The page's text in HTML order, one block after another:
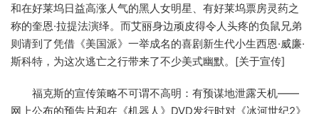
和在好莱坞日益高涨人气的黑人女明星、有好莱坞票房灵药之
称的奎恩·拉提法演绎。而艾丽身边顽皮得令人头疼的负鼠兄弟
则请到了凭借《美国派》一举成名的喜剧新生代小生西恩·威廉·
斯科特，为这次逃亡之行带来了不少美式幽默。[关于宣传]
福克斯的宣传策略不可谓不高明：有预谋地泄露天机——
网上公布的预告片和在《机器人》DVD发行时对《冰河世纪2》